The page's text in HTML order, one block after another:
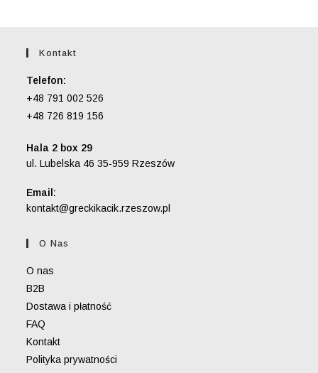
Kontakt
Telefon:
+48 791 002 526
+48 726 819 156
Hala 2 box 29
ul. Lubelska 46 35-959 Rzeszów
Email:
kontakt@greckikacik.rzeszow.pl
O Nas
O nas
B2B
Dostawa i płatność
FAQ
Kontakt
Polityka prywatności